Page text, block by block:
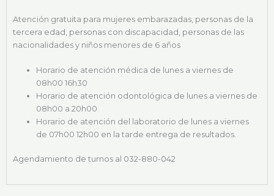
Atención gratuita para mujeres embarazadas, personas de la
tercera edad, personas con discapacidad, personas de las
nacionalidades y niños menores de 6 años
Horario de atención médica de lunes a viernes de
08h00 16h30
Horario de atención odontológica de lunes a viernes de
08h00 a 20h00
Horario de atención del laboratorio de lunes a viernes
de 07h00 12h00 en la tarde entrega de resultados.
Agendamiento de turnos al 032-880-042